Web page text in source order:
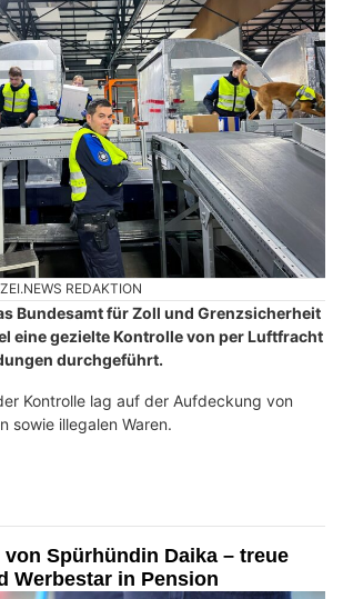
REDAKTION
Bundesamt für Zoll und Grenzsicherheit
eine gezielte Kontrolle von per Luftfracht
durchgeführt.
Kontrolle lag auf der Aufdeckung von
sowie illegalen Waren.
Spürhündin Daika – treue
Werbestar in Pension